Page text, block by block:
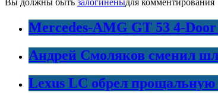
Вы должны быть залогиненыдля комментирования
Mercedes-AMG GT 53 4-
Андрей Смоляков сменил
Lexus LC обрел